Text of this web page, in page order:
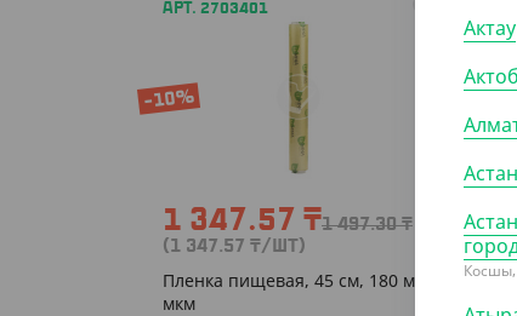
АРТ. 2703401
-10%
1 347.57 ₸1 497.30₸
(1 347.57 ₸/ШТ)
Пленка пищевая, 45 см, 180 м, 9
мкм
1
(1
Актау